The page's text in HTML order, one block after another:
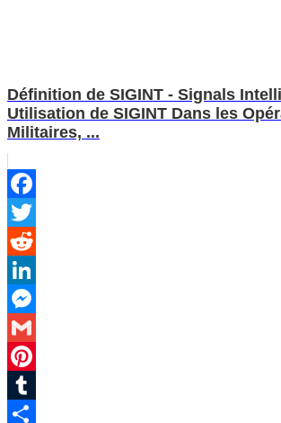
Définition de SIGINT - Signals
Utilisation de SIGINT Dans les
Militaires, ...
Facebook
Twitter
Reddit
LinkedIn
Messenger
Gmail
Pinterest
Tumblr